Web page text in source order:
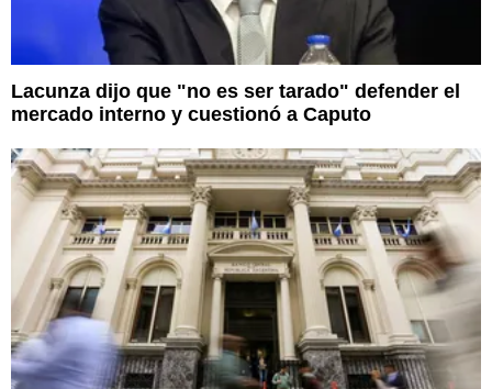
Lacunza dijo que "no es ser tarado" defender el
mercado interno y cuestionó a Caputo